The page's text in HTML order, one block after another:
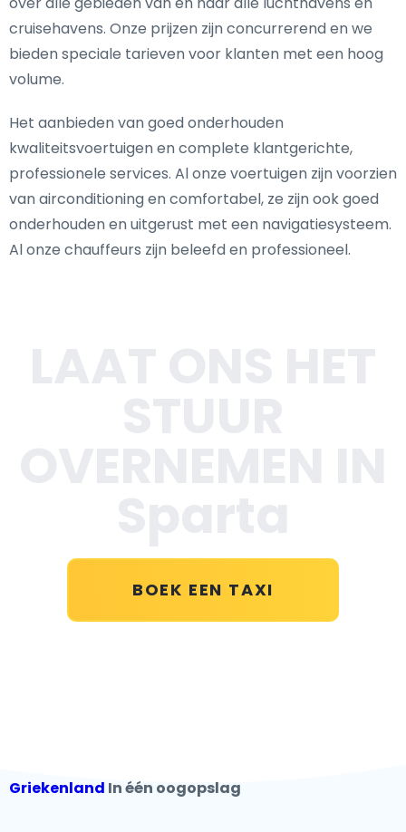
cruisehavens. Onze prijzen zijn concurrerend en we
bieden speciale tarieven voor klanten met een hoog
volume.
Het aanbieden van goed onderhouden
kwaliteitsvoertuigen en complete klantgerichte,
professionele services. Al onze voertuigen zijn voorzien
van airconditioning en comfortabel, ze zijn ook goed
onderhouden en uitgerust met een navigatiesysteem.
Al onze chauffeurs zijn beleefd en professioneel.
BOEK EEN TAXI
Griekenland In één oogopslag